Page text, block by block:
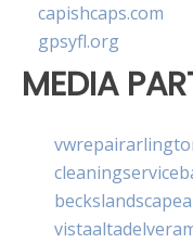
capishcaps.com
gpsyfl.org
MEDIA